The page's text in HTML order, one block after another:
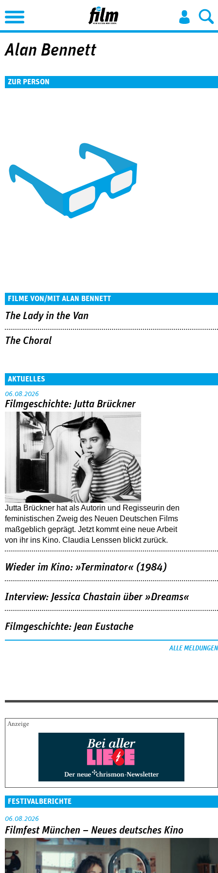
Jump to Navigation
Alan Bennett
ZUR PERSON
FILME VON/MIT ALAN BENNETT
The Lady in the Van
The Choral
AKTUELLES
06.08.2026
Filmgeschichte: Jutta Brückner
Jutta Brückner hat als Autorin und Regisseurin den
feministischen Zweig des Neuen Deutschen Films
maßgeblich geprägt. Jetzt kommt eine neue Arbeit
von ihr ins Kino. Claudia Lenssen blickt zurück.
Wieder im Kino: »Terminator« (1984)
Interview: Jessica Chastain über »Dreams«
Filmgeschichte: Jean Eustache
ALLE MELDUNGEN
FESTIVALBERICHTE
06.08.2026
Filmfest München – Neues deutsches Kino